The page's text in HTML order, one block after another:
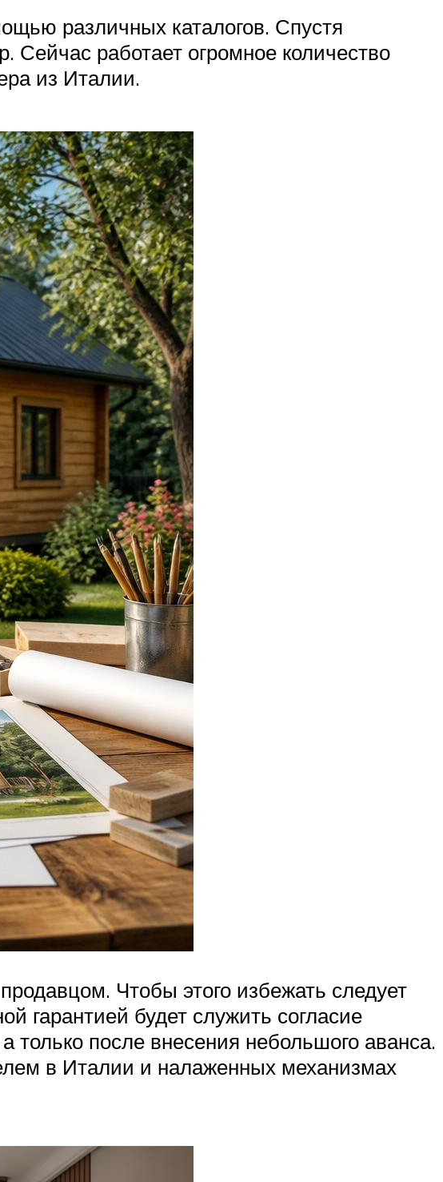
различных каталогов. Спустя
Сейчас работает огромное количество
из Италии.
Чтобы этого избежать следует
гарантией будет служить согласие
только после внесения небольшого аванса.
в Италии и налаженных механизмах